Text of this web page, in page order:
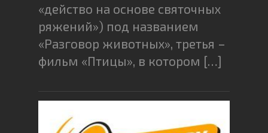
«действо на основе святочных
ряжений») под названием
«Разговор животных», третья –
фильм «Птицы», в котором […]